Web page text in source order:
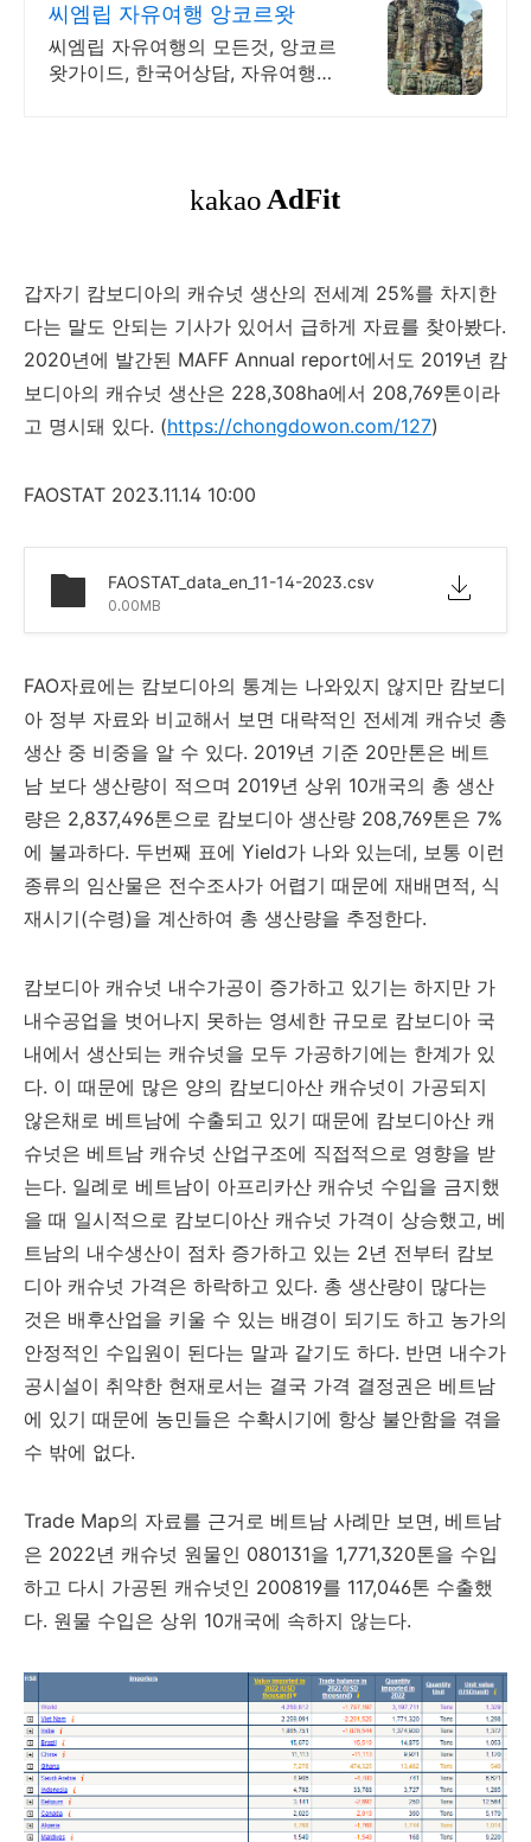
씨엠립 자유여행 앙코르왓
씨엠립 자유여행의 모든것, 앙코르
왓가이드, 한국어상담, 자유여행
갑자기 캄보디아의 캐슈넛 생산의 전세계 25%를 차지한
다는 말도 안되는 기사가 있어서 급하게 자료를 찾아봤다.
2020년에 발간된 MAFF Annual report에서도 2019년 캄
보디아의 캐슈넛 생산은 228,308ha에서 208,769톤이라
고 명시돼 있다. (https://chongdowon.com/127)
FAOSTAT 2023.11.14 10:00
FAOSTAT_data_en_11-14-2023.csv
0.00MB
FAO자료에는 캄보디아의 통계는 나와있지 않지만 캄보디
아 정부 자료와 비교해서 보면 대략적인 전세계 캐슈넛 총
생산 중 비중을 알 수 있다. 2019년 기준 20만톤은 베트
남 보다 생산량이 적으며 2019년 상위 10개국의 총 생산
량은 2,837,496톤으로 캄보디아 생산량 208,769톤은 7%
에 불과하다. 두번째 표에 Yield가 나와 있는데, 보통 이런
종류의 임산물은 전수조사가 어렵기 때문에 재배면적, 식
재시기(수령)을 계산하여 총 생산량을 추정한다.
캄보디아 캐슈넛 내수가공이 증가하고 있기는 하지만 가
내수공업을 벗어나지 못하는 영세한 규모로 캄보디아 국
내에서 생산되는 캐슈넛을 모두 가공하기에는 한계가 있
다. 이 때문에 많은 양의 캄보디아산 캐슈넛이 가공되지
않은채로 베트남에 수출되고 있기 때문에 캄보디아산 캐
슈넛은 베트남 캐슈넛 산업구조에 직접적으로 영향을 받
는다. 일례로 베트남이 아프리카산 캐슈넛 수입을 금지했
을 때 일시적으로 캄보디아산 캐슈넛 가격이 상승했고, 베
트남의 내수생산이 점차 증가하고 있는 2년 전부터 캄보
디아 캐슈넛 가격은 하락하고 있다. 총 생산량이 많다는
것은 배후산업을 키울 수 있는 배경이 되기도 하고 농가의
안정적인 수입원이 된다는 말과 같기도 하다. 반면 내수가
공시설이 취약한 현재로서는 결국 가격 결정권은 베트남
에 있기 때문에 농민들은 수확시기에 항상 불안함을 겪을
수 밖에 없다.
Trade Map의 자료를 근거로 베트남 사례만 보면, 베트남
은 2022년 캐슈넛 원물인 080131을 1,771,320톤을 수입
하고 다시 가공된 캐슈넛인 200819를 117,046톤 수출했
다. 원물 수입은 상위 10개국에 속하지 않는다.